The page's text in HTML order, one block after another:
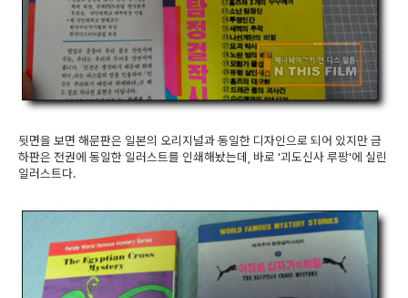
뒷면을 보면 해문판은 일본의 오리지널과 동일한 디자인으로 되어 있지만 금
하판은 전권에 동일한 일러스트를 인쇄해놨는데, 바로 '괴도신사 루팡'에 실린
일러스트다.